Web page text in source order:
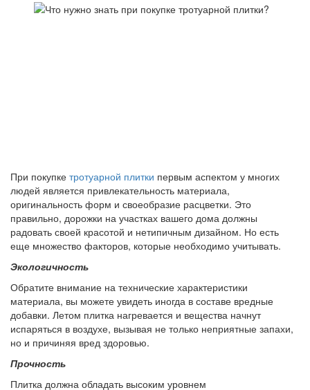
При покупке тротуарной плитки первым аспектом у многих
людей является привлекательность материала,
оригинальность форм и своеобразие расцветки. Это
правильно, дорожки на участках вашего дома должны
радовать своей красотой и нетипичным дизайном. Но есть
еще множество факторов, которые необходимо учитывать.
Экологичность
Обратите внимание на технические характеристики
материала, вы можете увидеть иногда в составе вредные
добавки. Летом плитка нагревается и вещества начнут
испаряться в воздухе, вызывая не только неприятные запахи,
но и причиняя вред здоровью.
Прочность
Плитка должна обладать высоким уровнем